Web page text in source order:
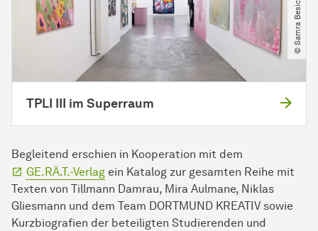
TPLI III im Superraum
Begleitend erschien in Kooperation mit dem
GE.RÄ.T.-Verlag ein Katalog zur gesamten Reihe mit
Texten von Tillmann Damrau, Mira Aulmane, Niklas
Gliesmann und dem Team DORTMUND KREATIV sowie
Kurzbiografien der beteiligten Studierenden und